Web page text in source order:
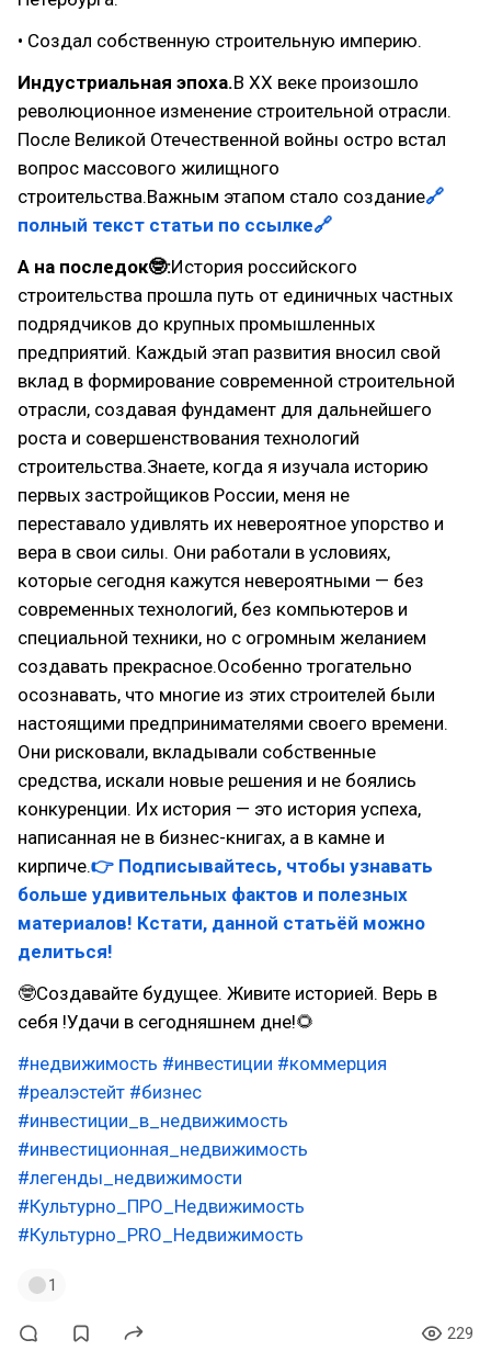
• Создал собственную строительную империю.
Индустриальная эпоха.В XX веке произошло
революционное изменение строительной отрасли.
После Великой Отечественной войны остро встал
вопрос массового жилищного
строительства.Важным этапом стало создание🔗
полный текст статьи по ссылке🔗
А на последок🤓:История российского
строительства прошла путь от единичных частных
подрядчиков до крупных промышленных
предприятий. Каждый этап развития вносил свой
вклад в формирование современной строительной
отрасли, создавая фундамент для дальнейшего
роста и совершенствования технологий
строительства.Знаете, когда я изучала историю
первых застройщиков России, меня не
переставало удивлять их невероятное упорство и
вера в свои силы. Они работали в условиях,
которые сегодня кажутся невероятными — без
современных технологий, без компьютеров и
специальной техники, но с огромным желанием
создавать прекрасное.Особенно трогательно
осознавать, что многие из этих строителей были
настоящими предпринимателями своего времени.
Они рисковали, вкладывали собственные
средства, искали новые решения и не боялись
конкуренции. Их история — это история успеха,
написанная не в бизнес-книгах, а в камне и
кирпиче.👉 Подписывайтесь, чтобы узнавать
больше удивительных фактов и полезных
материалов! Кстати, данной статьёй можно
делиться!
🤓Создавайте будущее. Живите историей. Верь в
себя !Удачи в сегодняшнем дне!🌻
#недвижимость #инвестиции #коммерция
#реалэстейт #бизнес
#инвестиции_в_недвижимость
#инвестиционная_недвижимость
#легенды_недвижимости
#Культурно_ПРО_Недвижимость
#Культурно_PRO_Недвижимость
1
229